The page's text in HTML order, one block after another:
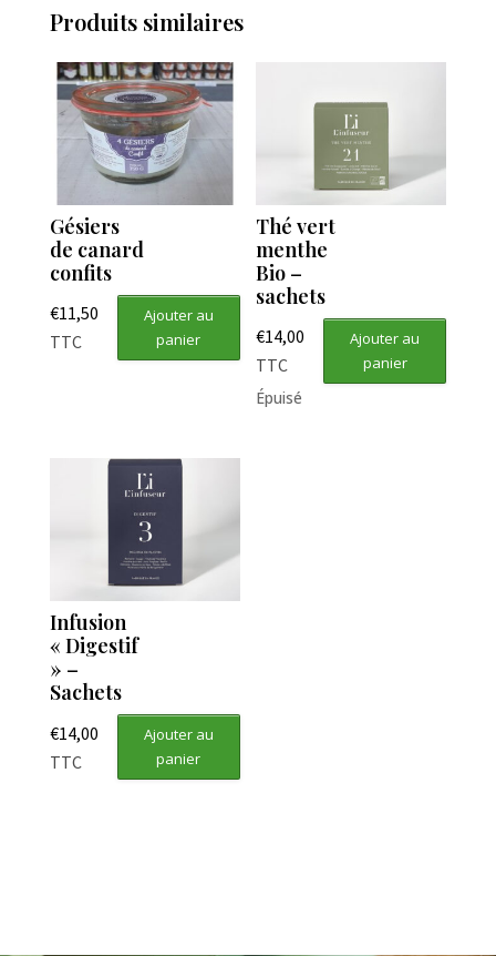
Produits similaires
Gésiers
de canard
confits
€11,50
TTC
Ajouter au
panier
Thé vert
menthe
Bio –
sachets
€14,00
TTC
Ajouter au
panier
Épuisé
Infusion
« Digestif
» –
Sachets
€14,00
TTC
Ajouter au
panier